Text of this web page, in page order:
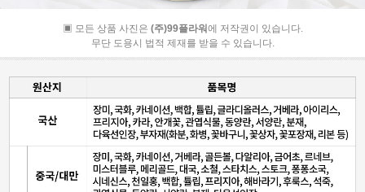
▣ 모든 상품 사진은 (주)99플라워에 저작권이 있습니다.
무단 도용시 법적 제재를 받을 수 있습니다.